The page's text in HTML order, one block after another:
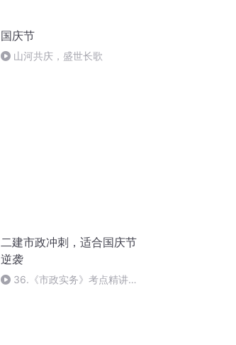
国庆节
山河共庆，盛世长歌
二建市政冲刺，适合国庆节
逆袭
36.《市政实务》考点精讲第